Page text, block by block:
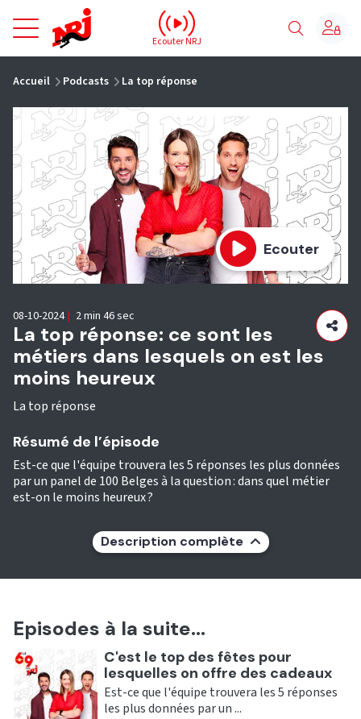
NRJ - Accueil
Ecouter NRJ
Accueil Podcasts La top réponse
Ecouter
La top réponse: ce sont les
métiers dans lesquels on est les
moins heureux
La top réponse
08-10-2024 | 2 min 46 sec
Résumé de l’épisode
Est-ce que l'équipe trouvera les 5 réponses les plus données
par un panel de 100 Belges à la question : dans quel métier
est-on le moins heureux ?
Description complète
Episodes à la suite...
Ecouter
C'est le top des fêtes pour
lesquelles on offre des cadeaux
Est-ce que l'équipe trouvera les 5 réponses
les plus données par un ...